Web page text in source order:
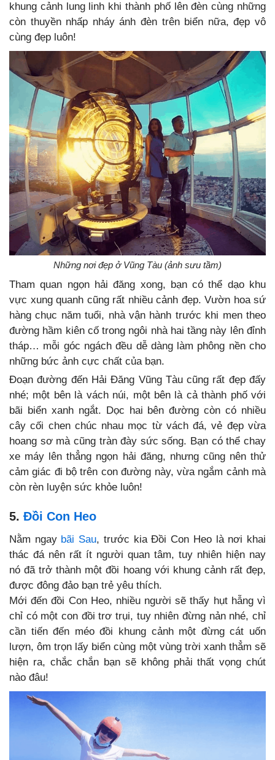
khung cảnh lung linh khi thành phố lên đèn cùng những
còn thuyền nhấp nháy ánh đèn trên biển nữa, đẹp vô
cùng đẹp luôn!
Những nơi đẹp ở Vũng Tàu (ảnh sưu tầm)
Tham quan ngọn hải đăng xong, bạn có thể dạo khu
vực xung quanh cũng rất nhiều cảnh đẹp. Vườn hoa sứ
hàng chục năm tuổi, nhà vận hành trước khi men theo
đường hầm kiên cố trong ngôi nhà hai tầng này lên đỉnh
tháp… mỗi góc ngách đều dễ dàng làm phông nền cho
những bức ảnh cực chất của bạn.
Đoạn đường đến Hải Đăng Vũng Tàu cũng rất đẹp đấy
nhé; một bên là vách núi, một bên là cả thành phố với
bãi biển xanh ngắt. Dọc hai bên đường còn có nhiều
cây cối chen chúc nhau mọc từ vách đá, vẻ đẹp vừa
hoang sơ mà cũng tràn đày sức sống. Bạn có thể chay
xe máy lên thẳng ngọn hải đăng, nhưng cũng nên thử
cảm giác đi bộ trên con đường này, vừa ngắm cảnh mà
còn rèn luyện sức khỏe luôn!
5. Đồi Con Heo
Nằm ngay bãi Sau, trước kia Đồi Con Heo là nơi khai
thác đá nên rất ít người quan tâm, tuy nhiên hiện nay
nó đã trở thành một đồi hoang với khung cảnh rất đẹp,
được đông đảo bạn trẻ yêu thích.
Mới đến đồi Con Heo, nhiều người sẽ thấy hụt hẫng vì
chỉ có một con đồi trơ trụi, tuy nhiên đừng nản nhé, chỉ
cần tiến đến méo đồi khung cảnh một đừng cát uốn
lượn, ôm trọn lấy biển cùng một vùng trời xanh thẳm sẽ
hiện ra, chắc chắn bạn sẽ không phải thất vọng chút
nào đâu!